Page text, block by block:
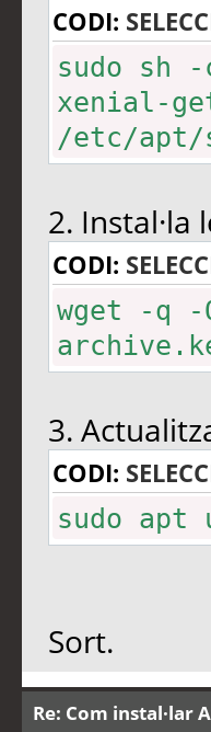
CODI:
sudo sh
xenial-
/etc/
2. Instal·la
CODI:
wget -q
3.
CODI:
sudo apt
Sort.
Re: Com instal·lar